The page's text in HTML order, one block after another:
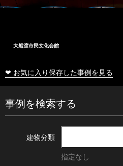
大船渡市民文化会館
❤ お気に入り保存した事例を見る
事例を検索する
建物分類
指定なし